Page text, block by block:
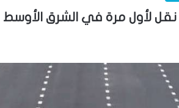
لأول مرة في الشرق الأوسط